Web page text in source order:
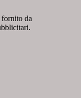
fornito da